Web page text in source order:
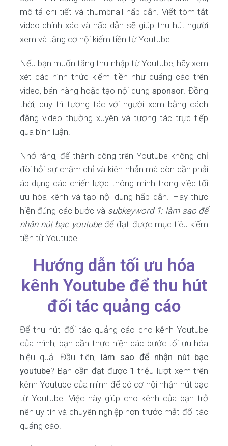
mô tả chi tiết và thumbnail hấp dẫn. Viết tóm tắt
video chính xác và hấp dẫn sẽ giúp thu hút người
xem và tăng cơ hội kiếm tiền từ Youtube.
Nếu bạn muốn tăng thu nhập từ Youtube, hãy xem
xét các hình thức kiếm tiền như quảng cáo trên
video, bán hàng hoặc tạo nội dungsponsor. Đồng
thời, duy trì tương tác với người xem bằng cách
đăng video thường xuyên và tương tác trực tiếp
qua bình luận.
Nhớ rằng, để thành công trên Youtube không chỉ
đòi hỏi sự chăm chỉ và kiên nhẫn mà còn cần phải
áp dụng các chiến lược thông minh trong việc tối
ưu hóa kênh và tạo nội dung hấp dẫn. Hãy thực
hiện đúng các bước và subkeyword 1: làm sao để
nhận nút bạc youtubeđể đạt được mục tiêu kiếm
tiền từ Youtube.
Hướng dẫn tối ưu hóa
kênh Youtube để thu hút
đối tác quảng cáo
Để thu hút đối tác quảng cáo cho kênh Youtube
của mình, bạn cần thực hiện các bước tối ưu hóa
hiệu quả. Đầu tiên, làm sao để nhận nút bạc
youtube? Bạn cần đạt được 1 triệu lượt xem trên
kênh Youtube của mình để có cơ hội nhận nút bạc
từ Youtube. Việc này giúp cho kênh của bạn trở
nên uy tín và chuyên nghiệp hơn trước mắt đối tác
quảng cáo.